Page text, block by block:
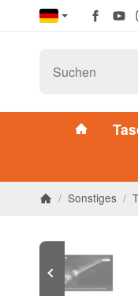
/ Sonstiges /